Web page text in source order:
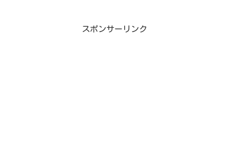
因としては、火のエレメンタルの
スポンサーリンク